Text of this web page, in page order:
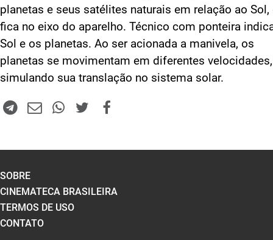
planetas e seus satélites naturais em relação ao Sol,
fica no eixo do aparelho. Técnico com ponteira
Sol e os planetas. Ao ser acionada a manivela, os
planetas se movimentam em diferentes velocidades,
simulando sua translação no sistema solar.
SOBRE
CINEMATECA BRASILEIRA
TERMOS DE USO
CONTATO